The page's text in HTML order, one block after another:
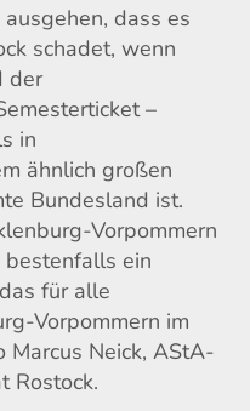
dass es
schadet, wenn
der
–
in
ähnlich großen
Bundesland ist.
Vorpommern
bestenfalls ein
für alle
Vorpommern im
Marcus Neick, AStA-
Rostock.